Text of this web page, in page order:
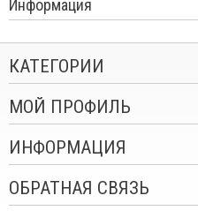
Информация
КАТЕГОРИИ
МОЙ ПРОФИЛЬ
ИНФОРМАЦИЯ
ОБРАТНАЯ СВЯЗЬ